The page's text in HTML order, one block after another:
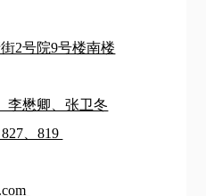
2号院9号楼南楼
李懋卿、张卫冬
、819